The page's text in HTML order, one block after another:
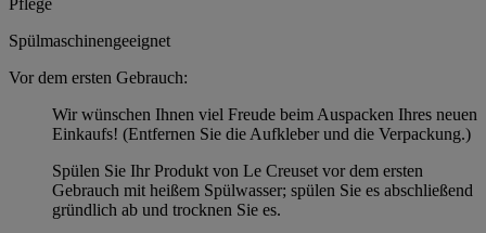
Pflege
Spülmaschinengeeignet
Vor dem ersten Gebrauch:
Wir wünschen Ihnen viel Freude beim Auspacken Ihres neuen
Einkaufs! (Entfernen Sie die Aufkleber und die Verpackung.)
Spülen Sie Ihr Produkt von Le Creuset vor dem ersten
Gebrauch mit heißem Spülwasser; spülen Sie es abschließend
gründlich ab und trocknen Sie es.